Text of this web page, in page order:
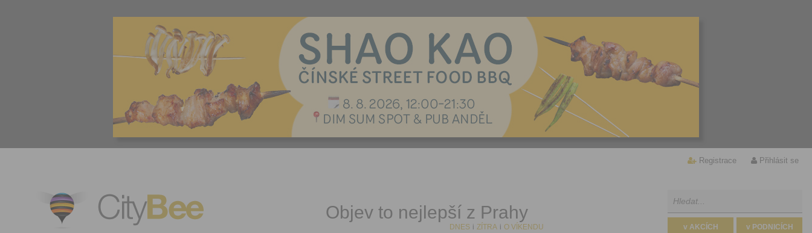
Registrace Přihlásit se
CityBee Objev to nejlepší z Prahy
DNES i ZÍTRA i O VÍKENDU